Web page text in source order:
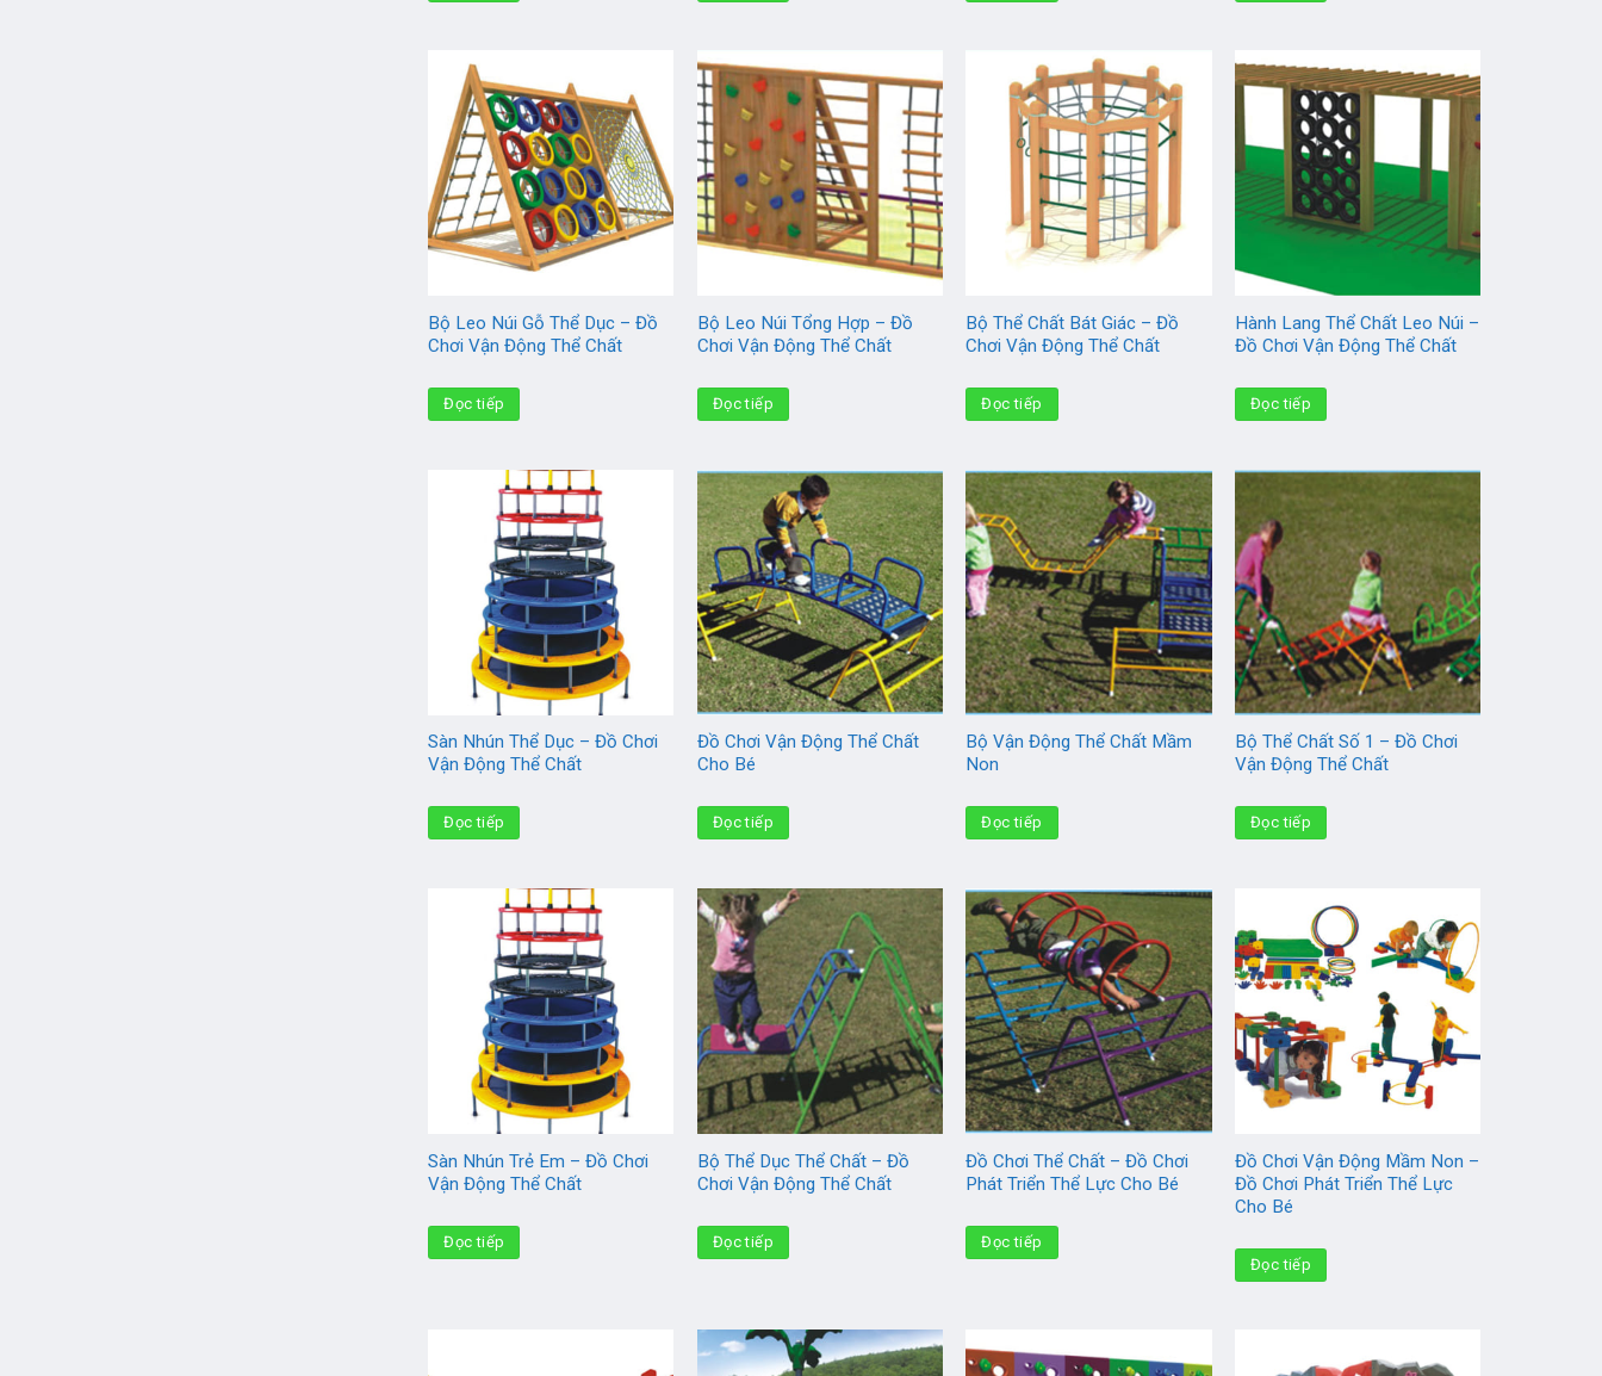
Bộ Leo Núi Gỗ Thể Dục – Đồ
Chơi Vận Động Thể Chất
Đọc tiếp
Bộ Leo Núi Tổng Hợp – Đồ
Chơi Vận Động Thể Chất
Đọc tiếp
Bộ Thể Chất Bát Giác – Đồ
Chơi Vận Động Thể Chất
Đọc tiếp
Hành Lang Thể Chất Leo Núi –
Đồ Chơi Vận Động Thể Chất
Đọc tiếp
Sàn Nhún Thể Dục – Đồ Chơi
Vận Động Thể Chất
Đọc tiếp
Đồ Chơi Vận Động Thể Chất
Cho Bé
Đọc tiếp
Bộ Vận Động Thể Chất Mầm
Non
Đọc tiếp
Bộ Thể Chất Số 1 – Đồ Chơi
Vận Động Thể Chất
Đọc tiếp
Sàn Nhún Trẻ Em – Đồ Chơi
Vận Động Thể Chất
Đọc tiếp
Bộ Thể Dục Thể Chất – Đồ
Chơi Vận Động Thể Chất
Đọc tiếp
Đồ Chơi Thể Chất – Đồ Chơi
Phát Triển Thể Lực Cho Bé
Đọc tiếp
Đồ Chơi Vận Động Mầm Non –
Đồ Chơi Phát Triển Thể Lực
Cho Bé
Đọc tiếp